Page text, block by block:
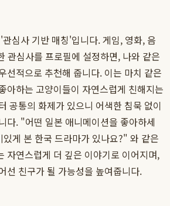
심사 기반 매칭'입니다. 게임, 영화, 음
관심사를 프로필에 설정하면, 나와 같은
선적으로 추천해 줍니다. 이는 마치 같은
아하는 고양이들이 자연스럽게 친해지는
공통의 화제가 있으니 어색한 침묵 없이
다. "어떤 일본 애니메이션을 좋아하세
게 본 한국 드라마가 있나요?" 와 같은
자연스럽게 더 깊은 이야기로 이어지며,
선 친구가 될 가능성을 높여줍니다.